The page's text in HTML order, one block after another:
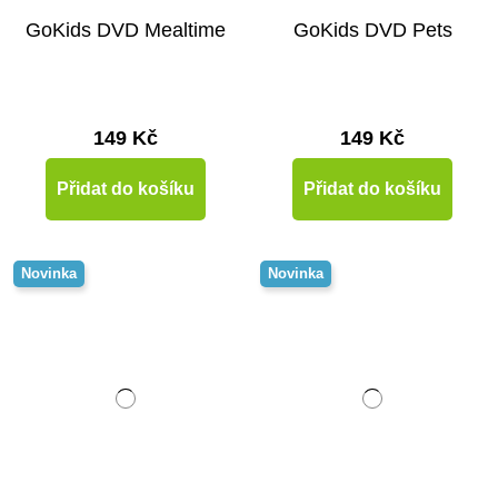
GoKids DVD Mealtime
149 Kč
Přidat do košíku
GoKids DVD Pets
149 Kč
Přidat do košíku
Novinka Novinka